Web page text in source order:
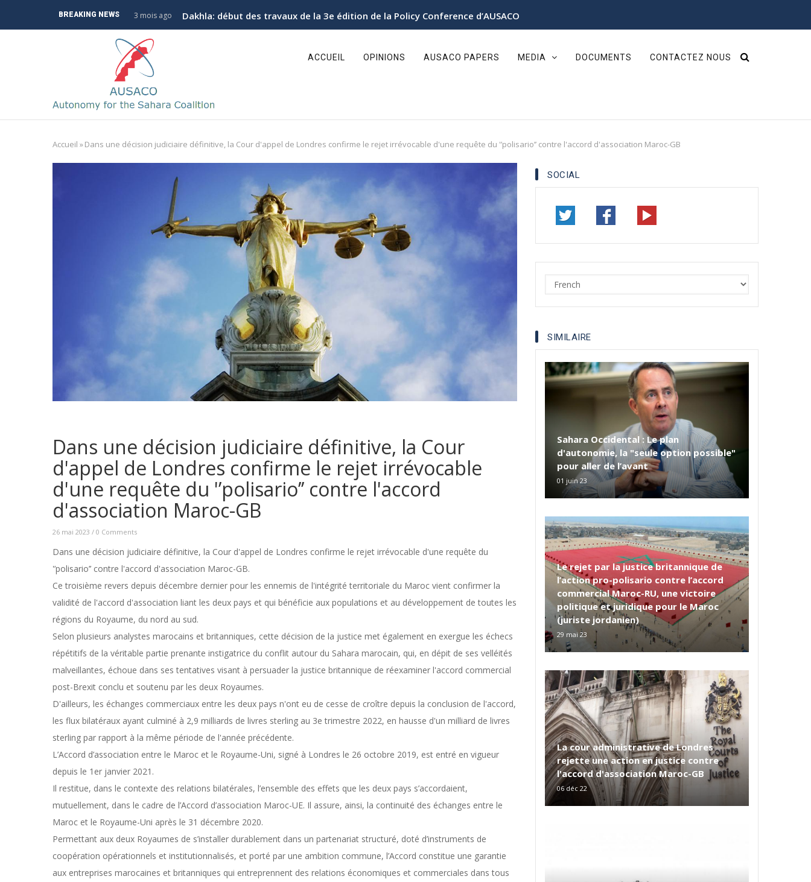
BREAKING NEWS 3 mois ago Dakhla: début des travaux de la 3e édition de la Policy Conference d’AUSACO
navigationACCUEIL OPINIONS AUSACO PAPERS MEDIA DOCUMENTS CONTACTEZ NOUS
Fil
d'Ariane
Accueil »Dans une décision judiciaire définitive, la Cour d'appel de Londres confirme le rejet irrévocable d'une requête du '’polisario’’ contre l'accord d'association Maroc-GB
Dans une décision judiciaire définitive, la Cour
d'appel de Londres confirme le rejet irrévocable
d'une requête du '’polisario’’ contre l'accord
d'association Maroc-GB
26 mai 2023 / 0 Comments
Dans une décision judiciaire définitive, la Cour d'appel de Londres confirme le rejet irrévocable d'une requête du
'’polisario’’ contre l'accord d'association Maroc-GB.
Ce troisième revers depuis décembre dernier pour les ennemis de l'intégrité territoriale du Maroc vient confirmer la
validité de l'accord d'association liant les deux pays et qui bénéficie aux populations et au développement de toutes les
régions du Royaume, du nord au sud.
Selon plusieurs analystes marocains et britanniques, cette décision de la justice met également en exergue les échecs
répétitifs de la véritable partie prenante instigatrice du conflit autour du Sahara marocain, qui, en dépit de ses velléités
malveillantes, échoue dans ses tentatives visant à persuader la justice britannique de réexaminer l'accord commercial
post-Brexit conclu et soutenu par les deux Royaumes.
D'ailleurs, les échanges commerciaux entre les deux pays n'ont eu de cesse de croître depuis la conclusion de l'accord,
les flux bilatéraux ayant culminé à 2,9 milliards de livres sterling au 3e trimestre 2022, en hausse d'un milliard de livres
sterling par rapport à la même période de l'année précédente.
L’Accord d’association entre le Maroc et le Royaume-Uni, signé à Londres le 26 octobre 2019, est entré en vigueur
depuis le 1er janvier 2021.
Il restitue, dans le contexte des relations bilatérales, l’ensemble des effets que les deux pays s’accordaient,
mutuellement, dans le cadre de l’Accord d’association Maroc-UE. Il assure, ainsi, la continuité des échanges entre le
Maroc et le Royaume-Uni après le 31 décembre 2020.
Permettant aux deux Royaumes de s’installer durablement dans un partenariat structuré, doté d’instruments de
coopération opérationnels et institutionnalisés, et porté par une ambition commune, l’Accord constitue une garantie
aux entreprises marocaines et britanniques qui entreprennent des relations économiques et commerciales dans tous
SOCIAL
Select
your
language
SIMILAIRE
Sahara Occidental : Le plan
d'autonomie, la "seule option possible"
pour aller de l’avant
01 juin 23
Le rejet par la justice britannique de
l’action pro-polisario contre l’accord
commercial Maroc-RU, une victoire
politique et juridique pour le Maroc
(juriste jordanien)
29 mai 23
La cour administrative de Londres
rejette une action en justice contre
l'accord d'association Maroc-GB
06 déc 22